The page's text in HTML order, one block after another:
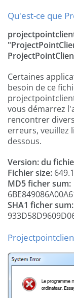
Qu'est-ce que
Certaines
besoin de ce
vous démarrez
rencontrer
erreurs, veuillez
dessous.
Version: du
Fichier size:
MD5 ficher sum:
SHA1 ficher sum: